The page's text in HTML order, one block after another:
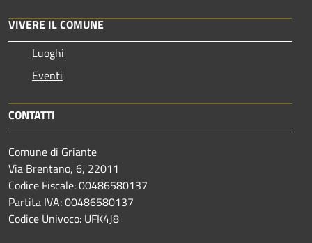
VIVERE IL COMUNE
Luoghi
Eventi
CONTATTI
Comune di Griante
Via Brentano, 6, 22011
Codice Fiscale: 00486580137
Partita IVA: 00486580137
Codice Univoco: UFK4J8